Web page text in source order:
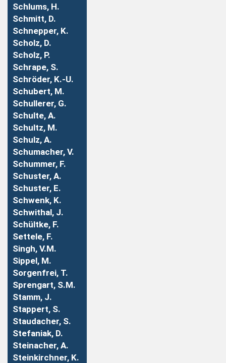
Schlums, H.
Schmitt, D.
Schnepper, K.
Scholz, D.
Scholz, P.
Schrape, S.
Schröder, K.-U.
Schubert, M.
Schullerer, G.
Schulte, A.
Schultz, M.
Schulz, A.
Schumacher, V.
Schummer, F.
Schuster, A.
Schuster, E.
Schwenk, K.
Schwithal, J.
Schültke, F.
Settele, F.
Singh, V.M.
Sippel, M.
Sorgenfrei, T.
Sprengart, S.M.
Stamm, J.
Stappert, S.
Staudacher, S.
Stefaniak, D.
Steinacher, A.
Steinkirchner, K.